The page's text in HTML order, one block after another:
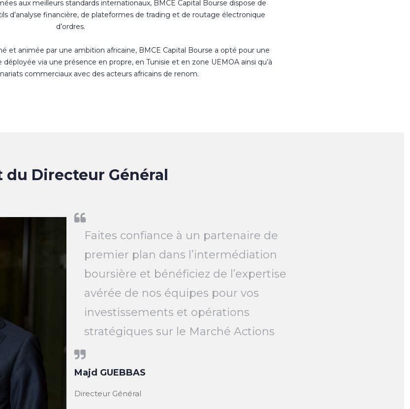
aux meilleurs standards internationaux, BMCE Capital Bourse dispose de
d’analyse financière, de plateformes de trading et de routage électronique
d’ordres.
et animée par une ambition africaine, BMCE Capital Bourse a opté pour une
via une présence en propre, en Tunisie et en zone UEMOA ainsi qu’à
commerciaux avec des acteurs africains de renom.
du Directeur Général
Faites confiance à un partenaire de
premier plan dans l’intermédiation
boursière et bénéficiez de l’expertise
avérée de nos équipes pour vos
investissements et opérations
stratégiques sur le Marché Actions
Majd GUEBBAS
Directeur Général